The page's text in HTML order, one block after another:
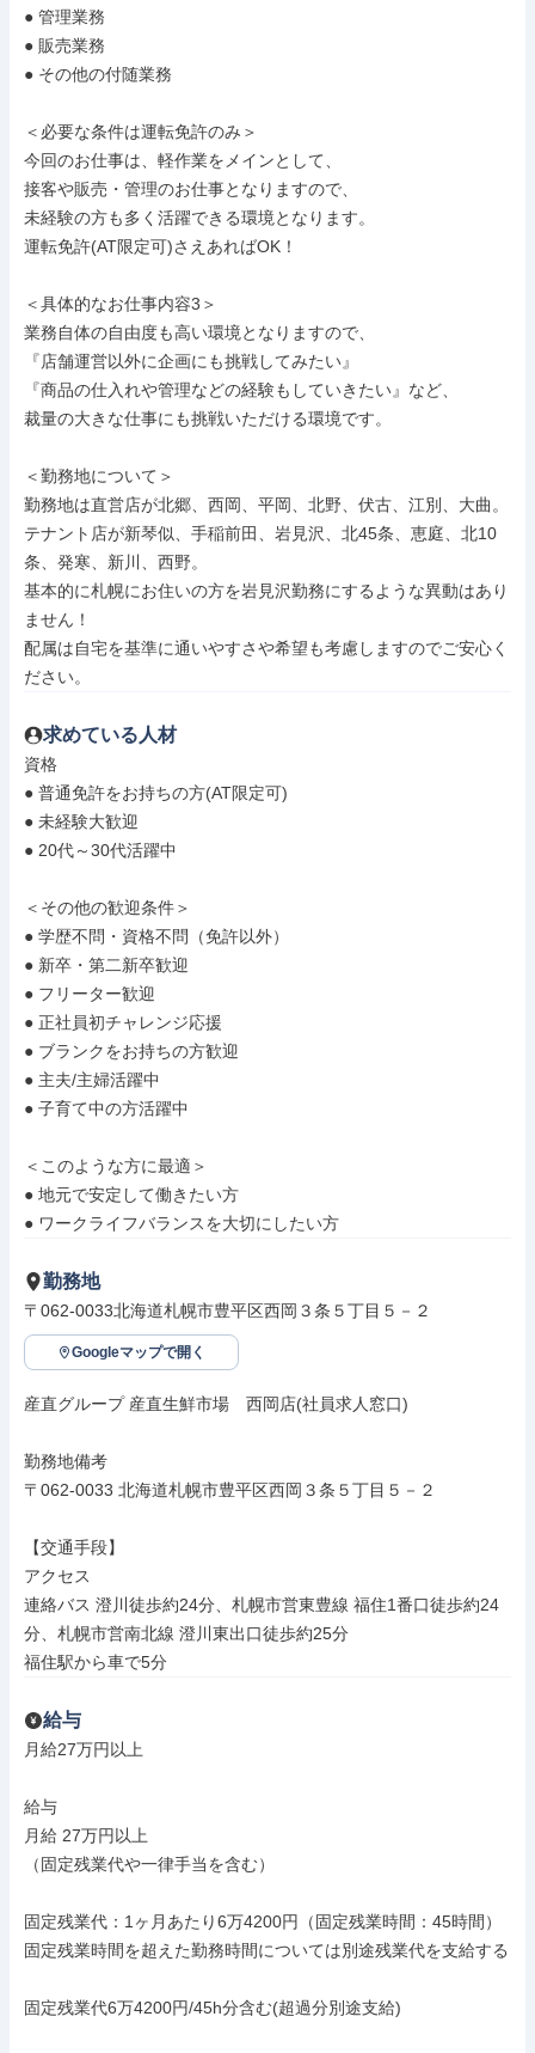
● 管理業務
● 販売業務
● その他の付随業務
＜必要な条件は運転免許のみ＞
今回のお仕事は、軽作業をメインとして、
接客や販売・管理のお仕事となりますので、
未経験の方も多く活躍できる環境となります。
運転免許(AT限定可)さえあればOK！
＜具体的なお仕事内容3＞
業務自体の自由度も高い環境となりますので、
『店舗運営以外に企画にも挑戦してみたい』
『商品の仕入れや管理などの経験もしていきたい』など、
裁量の大きな仕事にも挑戦いただける環境です。
＜勤務地について＞
勤務地は直営店が北郷、西岡、平岡、北野、伏古、江別、大曲。
テナント店が新琴似、手稲前田、岩見沢、北45条、恵庭、北10
条、発寒、新川、西野。
基本的に札幌にお住いの方を岩見沢勤務にするような異動はあり
ません！
配属は自宅を基準に通いやすさや希望も考慮しますのでご安心く
ださい。
求めている人材
資格
● 普通免許をお持ちの方(AT限定可)
● 未経験大歓迎
● 20代～30代活躍中
＜その他の歓迎条件＞
● 学歴不問・資格不問（免許以外）
● 新卒・第二新卒歓迎
● フリーター歓迎
● 正社員初チャレンジ応援
● ブランクをお持ちの方歓迎
● 主夫/主婦活躍中
● 子育て中の方活躍中
＜このような方に最適＞
● 地元で安定して働きたい方
● ワークライフバランスを大切にしたい方
勤務地
〒062-0033北海道札幌市豊平区西岡３条５丁目５－２
Googleマップで開く
産直グループ 産直生鮮市場　西岡店(社員求人窓口)
勤務地備考
〒062-0033 北海道札幌市豊平区西岡３条５丁目５－２
【交通手段】
アクセス
連絡バス 澄川徒歩約24分、札幌市営東豊線 福住1番口徒歩約24
分、札幌市営南北線 澄川東出口徒歩約25分
福住駅から車で5分
給与
月給27万円以上
給与
月給 27万円以上
（固定残業代や一律手当を含む）
固定残業代：1ヶ月あたり6万4200円（固定残業時間：45時間）
固定残業時間を超えた勤務時間については別途残業代を支給する
固定残業代6万4200円/45h分含む(超過分別途支給)